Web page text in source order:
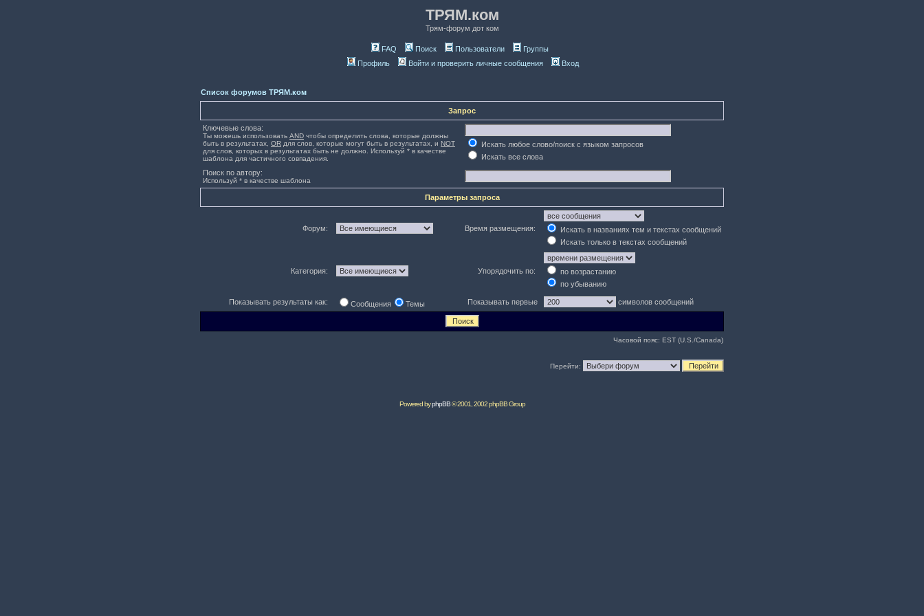
ТРЯМ.ком
Трям-форум дот ком
FAQ Поиск Пользователи
Группы
Профиль
Войти и проверить личные сообщения Вход
Список форумов ТРЯМ.ком
Запрос
Ключевые слова:
Ты можешь использовать AND чтобы определить слова, которые должны
быть в результатах, OR для слов, которые могут быть в результатах, и NOT
для слов, которых в результатах быть не должно. Используй * в качестве
шаблона для частичного совпадения.
Искать любое слово/поиск с языком запросов
Искать все слова
Поиск по автору:
Используй * в качестве шаблона
Параметры запроса
Форум: Время размещения:
Искать в названиях тем и текстах сообщений
Искать только в текстах сообщений
Категория: Упорядочить по:
по возрастанию
по убыванию
Показывать результаты как: Сообщения Темы Показывать первые символов сообщений
Часовой пояс: EST (U.S./Canada)
Перейти:
Powered byphpBB© 2001, 2002 phpBB Group